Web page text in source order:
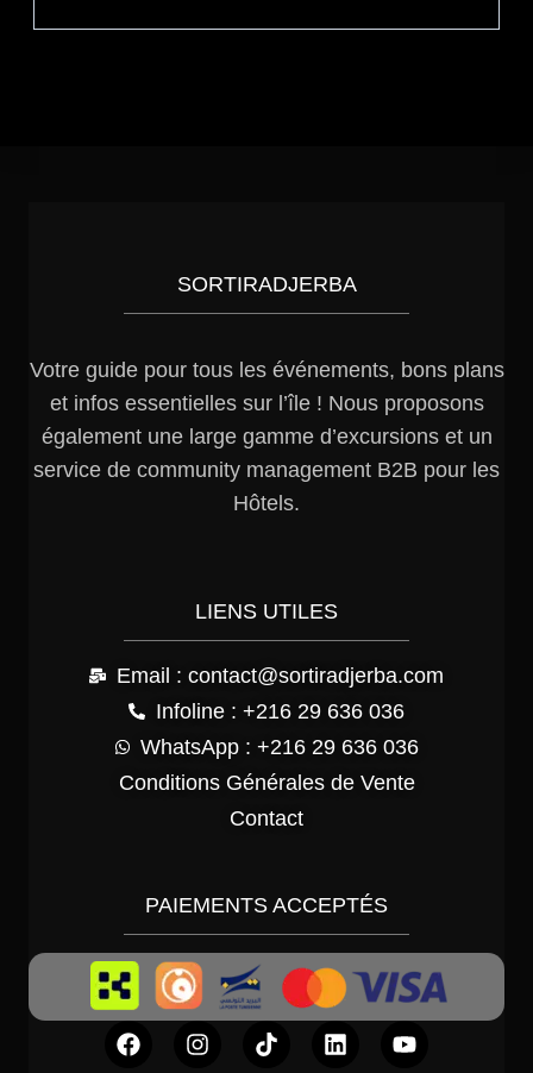
SORTIRADJERBA
Votre guide pour tous les événements, bons plans
et infos essentielles sur l’île ! Nous proposons
également une large gamme d’excursions et un
service de community management B2B pour les
Hôtels.
LIENS UTILES
Email : contact@sortiradjerba.com
Infoline : +216 29 636 036
WhatsApp : +216 29 636 036
Conditions Générales de Vente
Contact
PAIEMENTS ACCEPTÉS